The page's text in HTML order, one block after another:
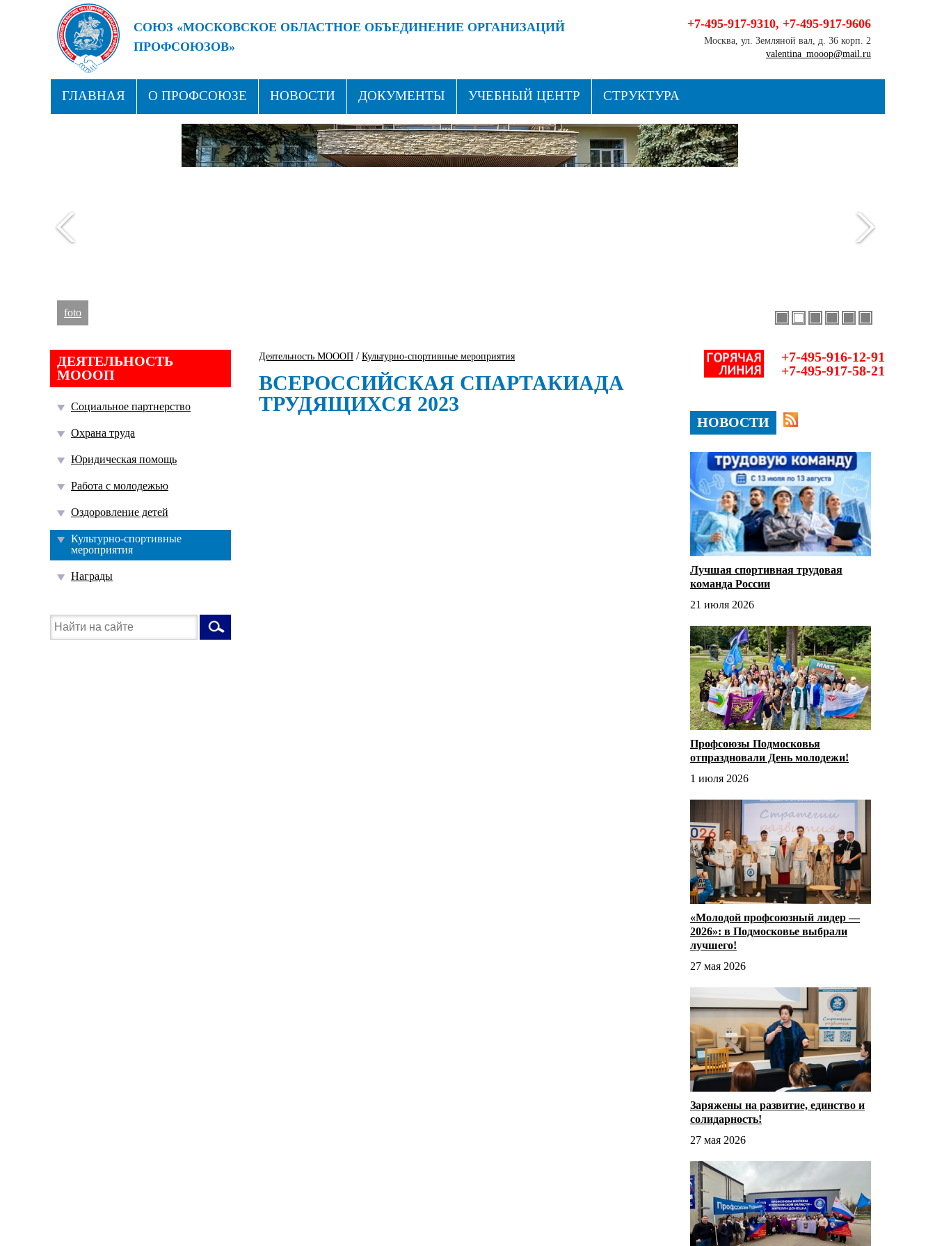
СОЮЗ «МОСКОВСКОЕ ОБЛАСТНОЕ ОБЪЕДИНЕНИЕ ОРГАНИЗАЦИЙ
ПРОФСОЮЗОВ»
+7-495-917-9310, +7-495-917-9606
Москва, ул. Земляной вал, д. 36 корп. 2
valentina_mooop@mail.ru
ГЛАВНАЯ О ПРОФСОЮЗЕ НОВОСТИ ДОКУМЕНТЫ УЧЕБНЫЙ ЦЕНТР СТРУКТУРА
ПРОФСОЮЗНЫЕ ЗДРАВНИЦЫ КОНТАКТЫ
foto
ДЕЯТЕЛЬНОСТЬ
МОООП
Социальное партнерство
Охрана труда
Юридическая помощь
Работа с молодежью
Оздоровление детей
Культурно-спортивные
мероприятия
Награды
Деятельность МОООП / Культурно-спортивные мероприятия
ВСЕРОССИЙСКАЯ СПАРТАКИАДА
ТРУДЯЩИХСЯ 2023
+7-495-916-12-91
+7-495-917-58-21
НОВОСТИ
Лучшая спортивная трудовая
команда России
21 июля 2026
Профсоюзы Подмосковья
отпраздновали День молодежи!
1 июля 2026
«Молодой профсоюзный лидер —
2026»: в Подмосковье выбрали
лучшего!
27 мая 2026
Заряжены на развитие, единство и
солидарность!
27 мая 2026